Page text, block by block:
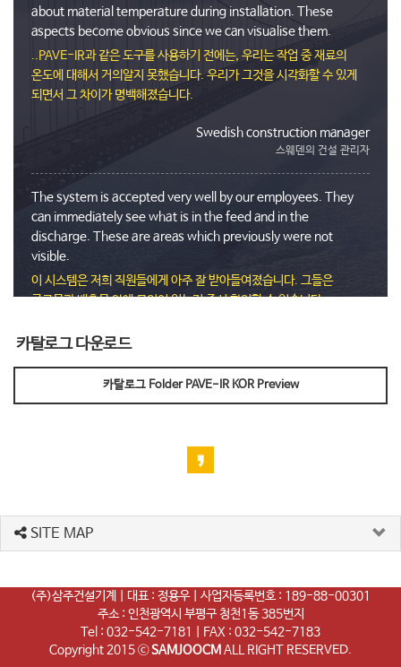
about material temperature during installation. These
aspects become obvious since we can visualise them.
..PAVE-IR과 같은 도구를 사용하기 전에는, 우리는 작업 중 재료의
온도에 대해서 거의알지 못했습니다. 우리가 그것을 시각화할 수 있게
되면서 그 차이가 명백해졌습니다.
Swedish construction manager
스웨덴의 건설 관리자
The system is accepted very well by our employees. They
can immediately see what is in the feed and in the
discharge. These are areas which previously were not
visible.
이 시스템은 저희 직원들에게 아주 잘 받아들여졌습니다. 그들은
공급물과 배출물 안에 무엇이 있는지 즉시 확인할 수 있습니다.
카탈로그 다운로드
카탈로그 Folder PAVE-IR KOR Preview
SITE MAP
(주)삼주건설기계 | 대표 : 정용우 | 사업자등록번호 : 189-88-00301
주소 : 인천광역시 부평구 청천1동 385번지
Tel : 032-542-7181 | FAX : 032-542-7183
Copyright 2015 ⓒSAMJOOCM ALL RIGHT RESERVED.